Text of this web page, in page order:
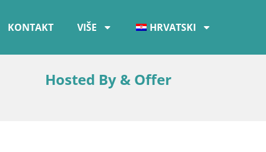
KONTAKT VIŠE HRVATSKI
Hosted By & Offer